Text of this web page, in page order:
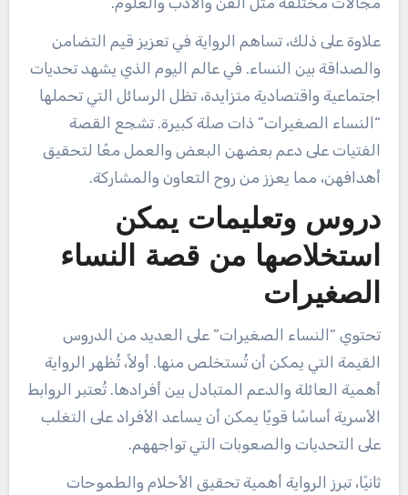
علاوة على ذلك، تساهم الرواية في تعزيز قيم التضامن
والصداقة بين النساء. في عالم اليوم الذي يشهد تحديات
اجتماعية واقتصادية متزايدة، تظل الرسائل التي تحملها
“النساء الصغيرات” ذات صلة كبيرة. تشجع القصة
الفتيات على دعم بعضهن البعض والعمل معًا لتحقيق
أهدافهن، مما يعزز من روح التعاون والمشاركة.
دروس وتعليمات يمكن
استخلاصها من قصة النساء
الصغيرات
تحتوي “النساء الصغيرات” على العديد من الدروس
القيمة التي يمكن أن تُستخلص منها. أولاً، تُظهر الرواية
أهمية العائلة والدعم المتبادل بين أفرادها. تُعتبر الروابط
الأسرية أساسًا قويًا يمكن أن يساعد الأفراد على التغلب
على التحديات والصعوبات التي تواجههم.
ثانيًا، تبرز الرواية أهمية تحقيق الأحلام والطموحات